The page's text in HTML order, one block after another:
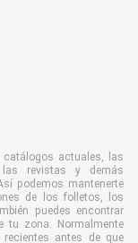
catálogos actuales, las
las revistas y demás
podemos mantenerte
de los folletos, los
puedes encontrar
tu zona. Normalmente
antes de que